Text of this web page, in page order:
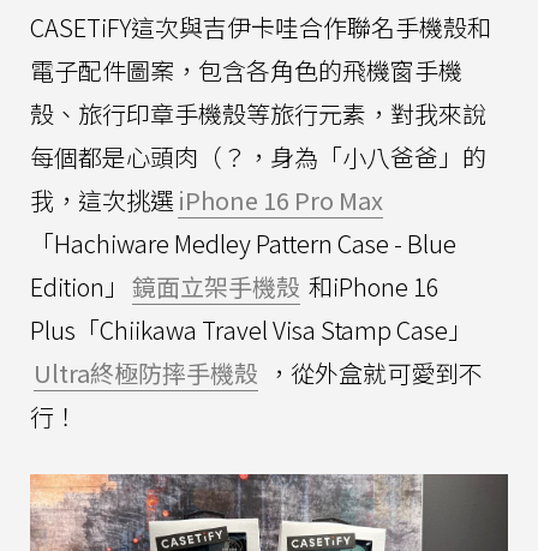
CASETiFY這次與吉伊卡哇合作聯名手機殼和
電子配件圖案，包含各角色的飛機窗手機
殼、旅行印章手機殼等旅行元素，對我來說
每個都是心頭肉（？，身為「小八爸爸」的
我，這次挑選 iPhone 16 Pro Max
「Hachiware Medley Pattern Case - Blue
Edition」 鏡面立架手機殼 和iPhone 16
Plus「Chiikawa Travel Visa Stamp Case」
Ultra終極防摔手機殼 ，從外盒就可愛到不
行！